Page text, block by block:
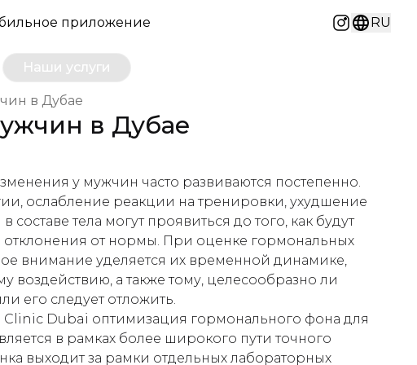
приложение
RU
Наши услуги
в Дубае
в Дубае
у мужчин часто развиваются постепенно.
ослабление реакции на тренировки, ухудшение
составе тела могут проявиться до того, как будут
от нормы. При оценке гормональных
внимание уделяется их временной динамике,
воздействию, а также тому, целесообразно ли
его следует отложить.
Clinic Dubai оптимизация гормонального фона для
в рамках более широкого пути точного
выходит за рамки отдельных лабораторных